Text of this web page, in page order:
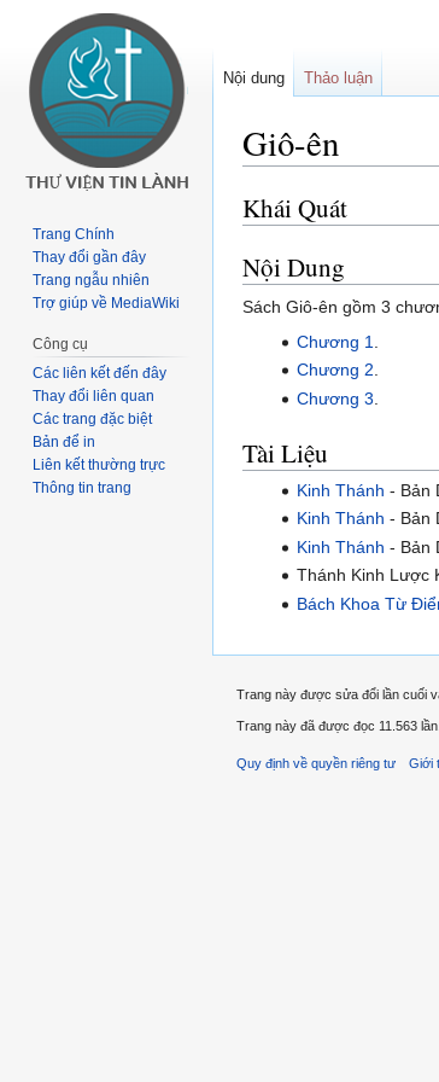
Giô-ên
Buớc
tưới
chuyển
hướng
Bước
tới
tìm
kiếm
Khái Quát
Nội Dung
Sách Giô-ên gồm 3
Chương 1
Chương 2.
Chương 3
Tài Liệu
Kinh Thánh - Bản
Kinh Thánh - Bản
Kinh Thánh - Bản
Thánh Kinh Lược
Bách Khoa Từ
Nội dung Thảo luận
Trang Chính
Thay đổi gần đây
Trang ngẫu nhiên
Trợ giúp về MediaWiki
Công cụ
Các liên kết đến đây
Thay đổi liên quan
Các trang đặc biệt
Bản để in
Liên kết thường trực
Thông tin trang
Trang này được sửa đổi lần cuối
Trang này đã được đọc 11.563 lần.
Quy định về quyền riêng tư Giới